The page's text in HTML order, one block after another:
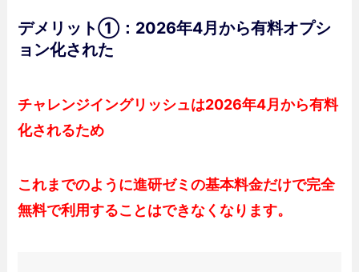
デメリット①：2026年4月から有料オプシ
ョン化された
チャレンジイングリッシュは2026年4月から有料
化されるため
これまでのように進研ゼミの基本料金だけで完全
無料で利用することはできなくなります。